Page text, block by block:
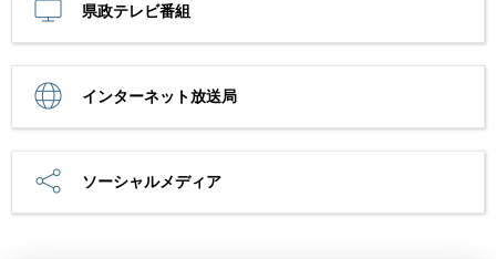
県政テレビ番組
インターネット放送局
ソーシャルメディア